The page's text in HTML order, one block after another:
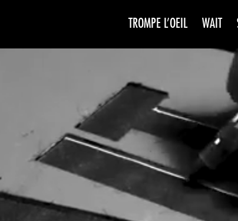
TROMPE L’OEIL WAIT